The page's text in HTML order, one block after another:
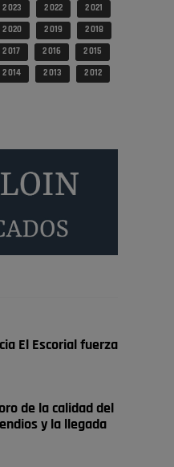
tan sucios no haría
de
comisario
en la puerta de un
comisario
comisario
2 023 2 022 2 021
2 020 2 019 2 018
2 017 2 016 2 015
2 014 2 013 2 012
El Escorial fuerza
de la calidad del
y la llegada